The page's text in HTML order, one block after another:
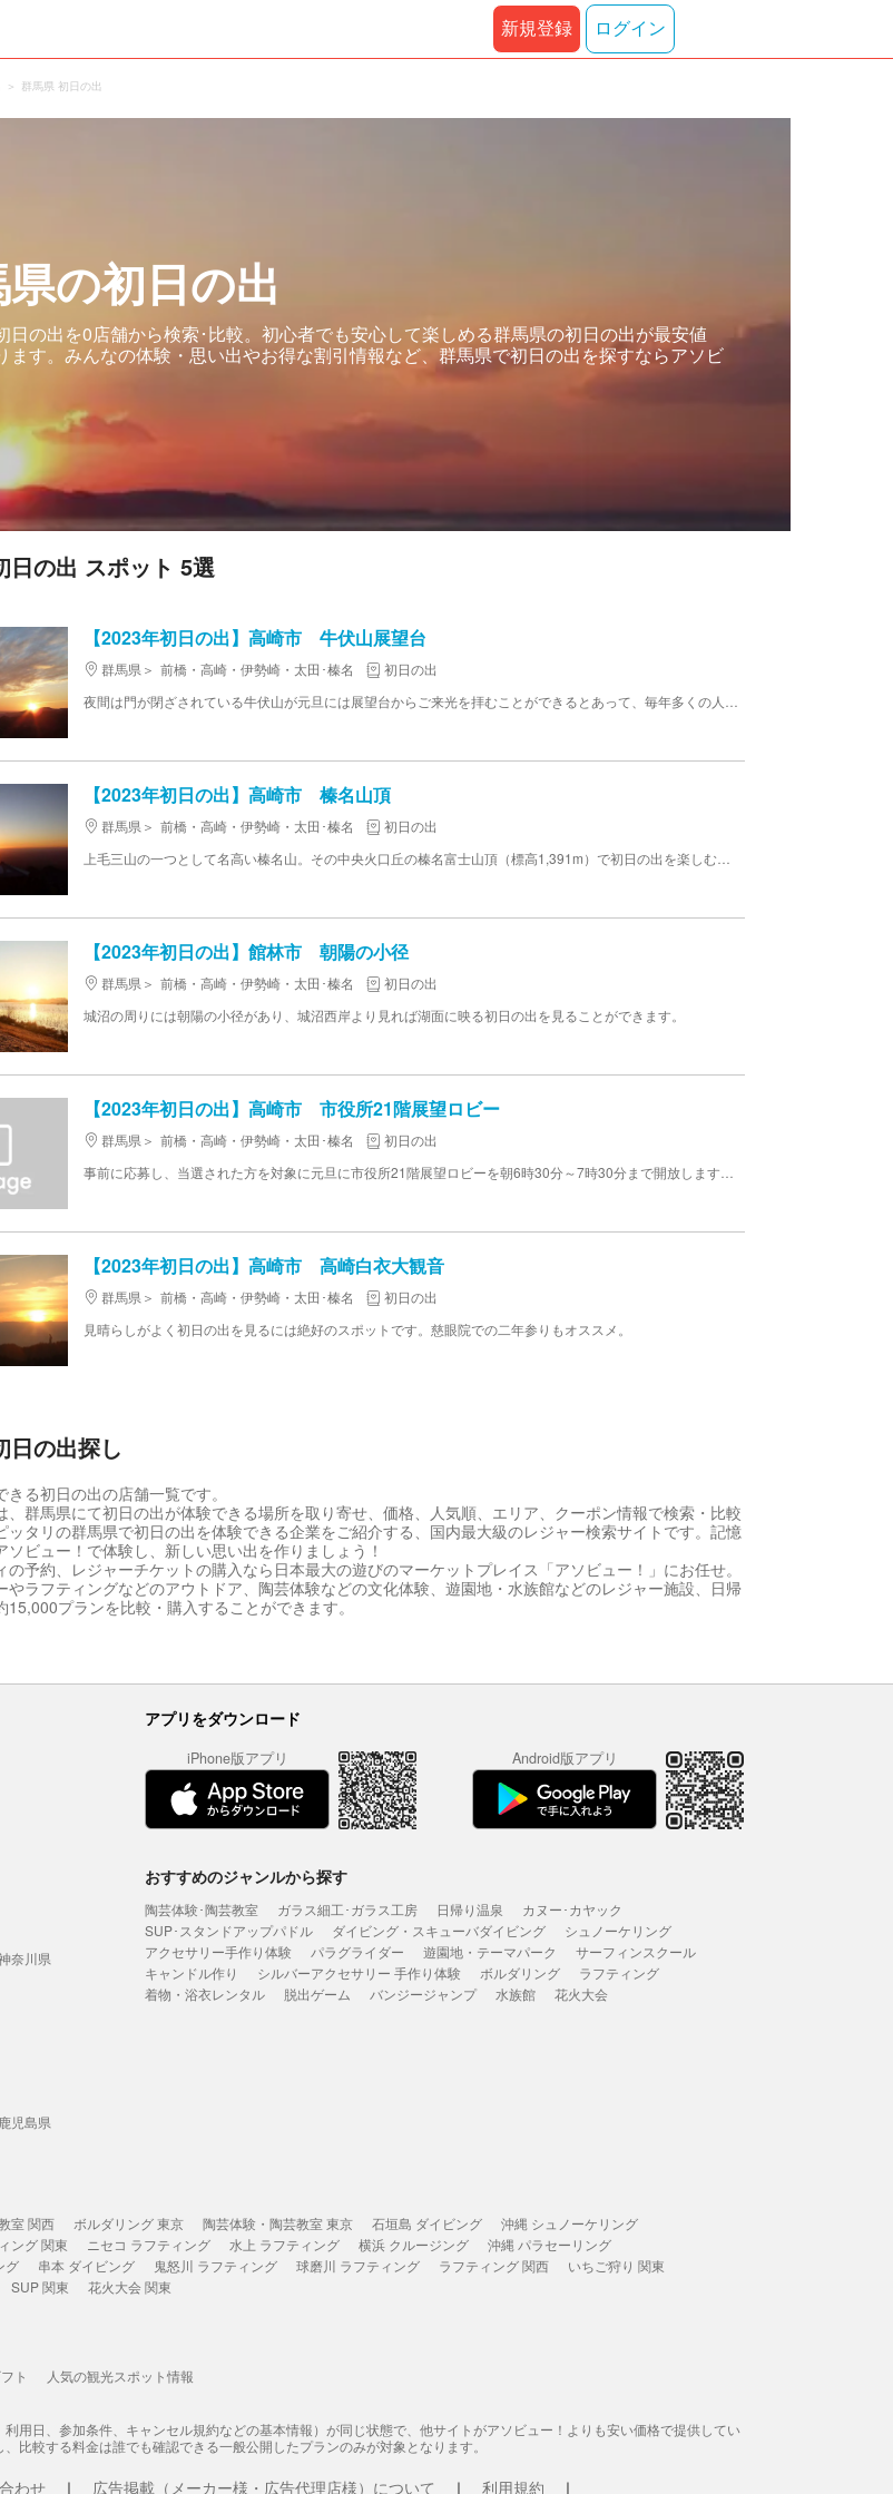
新規登録 ログイン
群馬県 初日の出
の初日の出
日の出を0店舗から検索･比較。初心者でも安心して楽しめる群馬県の初日の出が最安値
ます。みんなの体験・思い出やお得な割引情報など、群馬県で初日の出を探すならアソビ
日の出 スポット 5選
【2023年初日の出】高崎市 牛伏山展望台
群馬県 前橋・高崎・伊勢崎・太田･榛名
初日の出
【2023年初日の出】高崎市 榛名山頂
群馬県 前橋・高崎・伊勢崎・太田･榛名
初日の出
【2023年初日の出】館林市 朝陽の小径
群馬県 前橋・高崎・伊勢崎・太田･榛名
初日の出
城沼の周りには朝陽の小径があり、城沼西岸より見れば湖面に映る初日の出を見ることができます。
【2023年初日の出】高崎市 市役所21階展望ロビー
群馬県 前橋・高崎・伊勢崎・太田･榛名
初日の出
【2023年初日の出】高崎市 高崎白衣大観音
群馬県 前橋・高崎・伊勢崎・太田･榛名
初日の出
見晴らしがよく初日の出を見るには絶好のスポットです。慈眼院での二年参りもオススメ。
日の出探し
る初日の出の店舗一覧です。
、群馬県にて初日の出が体験できる場所を取り寄せ、価格、人気順、エリア、クーポン情報で検索・比較
ッタリの群馬県で初日の出を体験できる企業をご紹介する、国内最大級のレジャー検索サイトです。記憶
ソビュー！で体験し、新しい思い出を作りましょう！
の予約、レジャーチケットの購入なら日本最大の遊びのマーケットプレイス「アソビュー！」にお任せ。
やラフティングなどのアウトドア、陶芸体験などの文化体験、遊園地・水族館などのレジャー施設、日帰
15,000プランを比較・購入することができます。
アプリをダウンロード
iPhone版アプリ Android版アプリ
奈川県
鹿児島県
おすすめのジャンルから探す
陶芸体験･陶芸教室 ガラス細工･ガラス工房 日帰り温泉
カヌー･カヤック
SUP･スタンドアップパドル
ダイビング・スキューバダイビング
シュノーケリング
アクセサリー手作り体験
パラグライダー 遊園地・テーマパーク
サーフィンスクール
キャンドル作り
シルバーアクセサリー 手作り体験 ボルダリング
ラフティング
着物・浴衣レンタル
脱出ゲーム バンジージャンプ 水族館 花火大会
室 関西 ボルダリング 東京 陶芸体験・陶芸教室 東京 石垣島 ダイビング
沖縄 シュノーケリング
ング 関東 ニセコ ラフティング 水上 ラフティング 横浜 クルージング
沖縄 パラセーリング
グ 串本 ダイビング 鬼怒川 ラフティング 球磨川 ラフティング ラフティング 関西
いちご狩り 関東
SUP 関東 花火大会 関東
ト 人気の観光スポット情報
用日、参加条件、キャンセル規約などの基本情報）が同じ状態で、他サイトがアソビュー！よりも安い価格で提供してい
比較する料金は誰でも確認できる一般公開したプランのみが対象となります。
わせ 広告掲載（メーカー様・広告代理店様）について 利用規約